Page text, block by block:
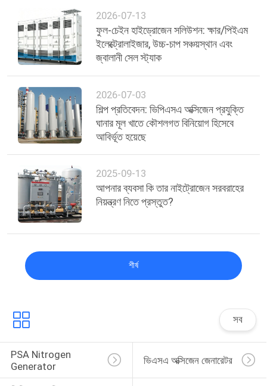
2026-07-13
ফুল-চেইন হাইড্রোজেন সলিউশন: ক্ষার/পিইএম
ইলেক্ট্রোলাইজার, উচ্চ-চাপ সঞ্চয়স্থান এবং
জ্বালানী সেল স্ট্যাক
2026-07-03
শিল্প প্রতিবেদন: ভিপিএসএ অক্সিজেন প্রযুক্তি
ঘানার মূল খাতে কৌশলগত বিনিয়োগ হিসেবে
আবির্ভূত হয়েছে
2025-09-13
আপনার ব্যবসা কি তার নাইট্রোজেন সরবরাহের
নিয়ন্ত্রণ নিতে প্রস্তুত?
শীর্ষ
সব
PSA Nitrogen
Generator
ভিএসএ অক্সিজেন জেনারেটর